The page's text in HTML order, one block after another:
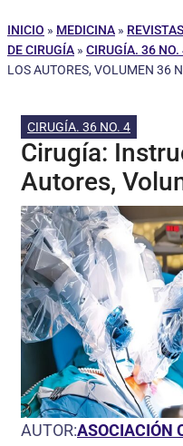
INICIO » MEDICINA »
DE CIRUGÍA » CIRUGÍA. 36 NO.
LOS AUTORES, VOLUMEN 36
CIRUGÍA. 36 NO. 4
Cirugía:
Autores,
AUTOR:ASOCIACIÓN